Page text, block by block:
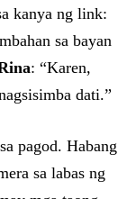
kanya ng link:
sa bayan
: “Karen,
dati.”
pagod. Habang
sa labas ng